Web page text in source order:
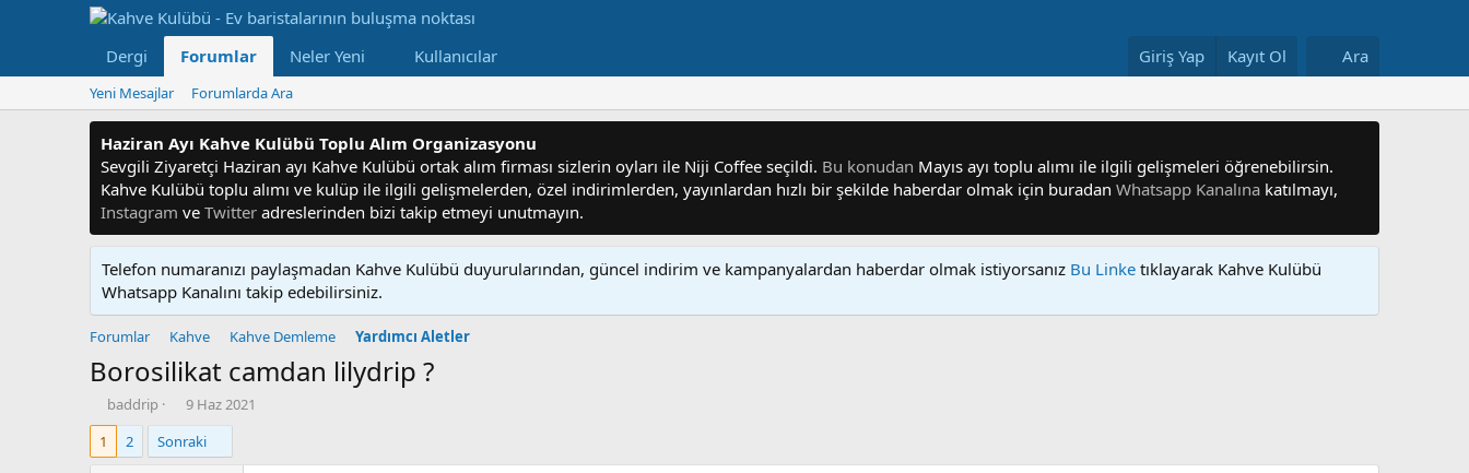
Dergi Forumlar Neler Yeni Kullanıcılar Giriş Yap Kayıt Ol Ara
Yeni Mesajlar Forumlarda Ara
Haziran Ayı Kahve Kulübü Toplu Alım Organizasyonu
Sevgili Ziyaretçi Haziran ayı Kahve Kulübü ortak alım firması sizlerin oyları ile Niji Coffee seçildi. Bu konudan Mayıs ayı toplu alımı ile ilgili gelişmeleri öğrenebilirsin.
Kahve Kulübü toplu alımı ve kulüp ile ilgili gelişmelerden, özel indirimlerden, yayınlardan hızlı bir şekilde haberdar olmak için buradan Whatsapp Kanalına katılmayı,
Instagram ve Twitter adreslerinden bizi takip etmeyi unutmayın.
Telefon numaranızı paylaşmadan Kahve Kulübü duyurularından, güncel indirim ve kampanyalardan haberdar olmak istiyorsanız Bu Linke tıklayarak Kahve Kulübü
Whatsapp Kanalını takip edebilirsiniz.
Forumlar Kahve Kahve Demleme Yardımcı Aletler
Borosilikat camdan lilydrip ?
K
o
u
baddrip
B
a
ş
l
9 Haz 2021
1
2 Sonraki